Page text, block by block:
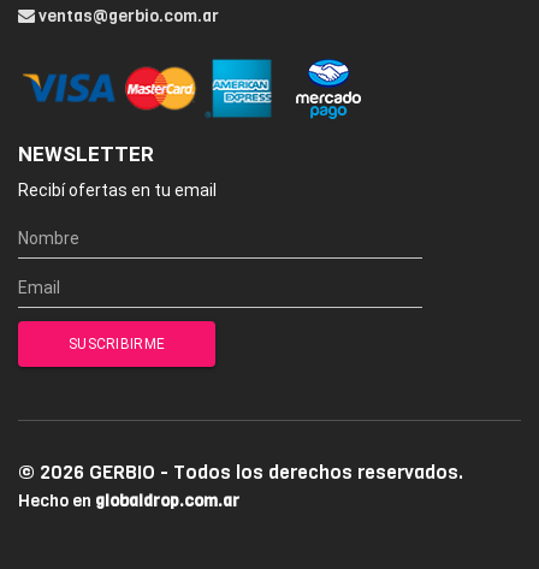
ventas@gerbio.com.ar
NEWSLETTER
Recibí ofertas en tu email
© 2026 GERBIO - Todos los derechos reservados.
Hecho en globaldrop.com.ar